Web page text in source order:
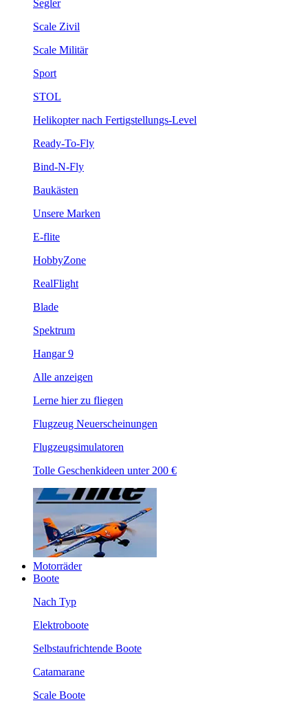
Segler
Scale Zivil
Scale Militär
Sport
STOL
Helikopter nach Fertigstellungs-Level
Ready-To-Fly
Bind-N-Fly
Baukästen
Unsere Marken
E-flite
HobbyZone
RealFlight
Blade
Spektrum
Hangar 9
Alle anzeigen
Lerne hier zu fliegen
Flugzeug Neuerscheinungen
Flugzeugsimulatoren
Tolle Geschenkideen unter 200 €
Motorräder
Boote
Nach Typ
Elektroboote
Selbstaufrichtende Boote
Catamarane
Scale Boote